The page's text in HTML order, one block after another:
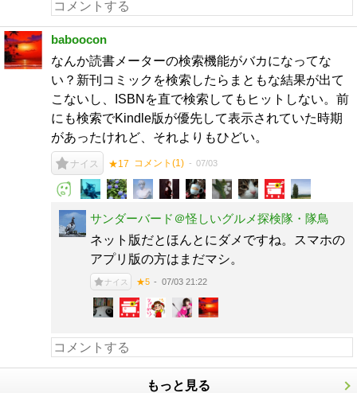
baboocon
なんか読書メーターの検索機能がバカになってな
い？新刊コミックを検索したらまともな結果が出て
こないし、ISBNを直で検索してもヒットしない。前
にも検索でKindle版が優先して表示されていた時期
があったけれど、それよりもひどい。
ナイス ★17 コメント(1) 07/03
サンダーバード＠怪しいグルメ探検隊・隊鳥
ネット版だとほんとにダメですね。スマホの
アプリ版の方はまだマシ。
ナイス ★5 07/03 21:22
もっと見る